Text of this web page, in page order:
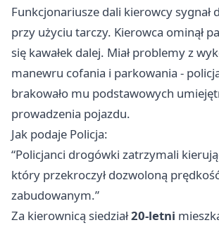
Funkcjonariusze dali kierowcy sygnał
przy użyciu tarczy. Kierowca ominął
się kawałek dalej. Miał problemy z
manewru cofania i parkowania -
brakowało mu podstawowych
prowadzenia pojazdu.
Jak podaje Policja:
“Policjanci drogówki zatrzymali
który przekroczył dozwoloną
zabudowanym.”
Za kierownicą siedział20-letni